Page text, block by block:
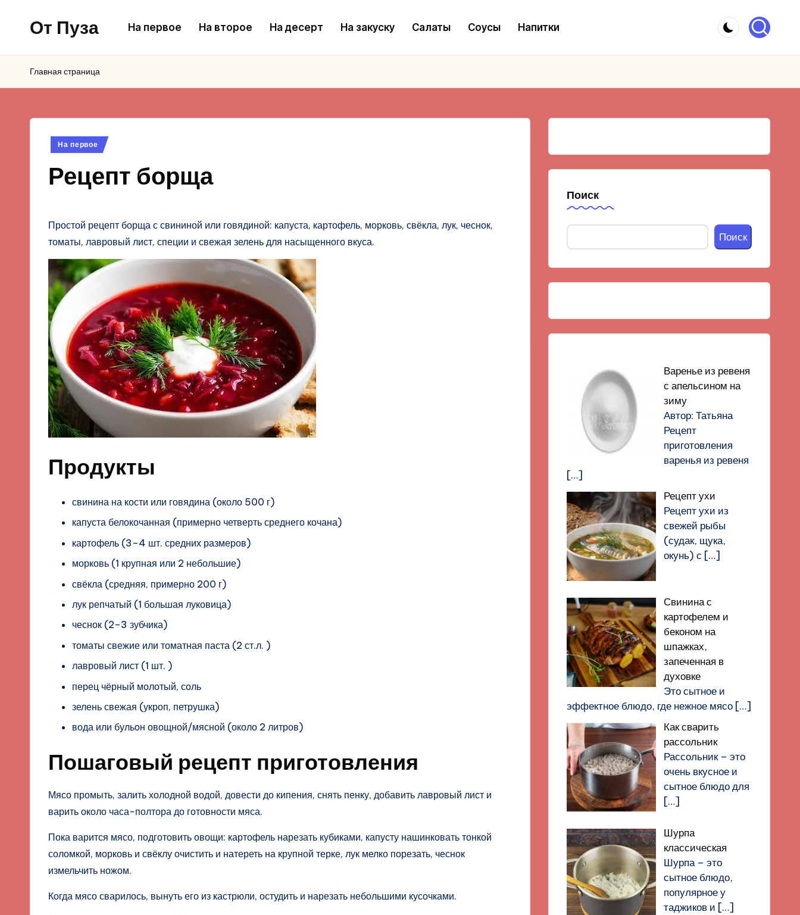
Перейти
содержимому
От Пуза
очень
вкусные
рецепты!
На первое На второе На десерт На закуску Салаты Соусы Напитки
Главная страница
Опубликовано
На первое
Рецепт борща
Простой рецепт борща с свининой или говядиной: капуста, картофель, морковь, свёкла, лук, чеснок,
томаты, лавровый лист, специи и свежая зелень для насыщенного вкуса.
Продукты
свинина на кости или говядина (около 500 г)
капуста белокочанная (примерно четверть среднего кочана)
картофель (3–4 шт. средних размеров)
морковь (1 крупная или 2 небольшие)
свёкла (средняя, примерно 200 г)
лук репчатый (1 большая луковица)
чеснок (2–3 зубчика)
томаты свежие или томатная паста (2 ст.л. )
лавровый лист (1 шт. )
перец чёрный молотый, соль
зелень свежая (укроп, петрушка)
вода или бульон овощной/мясной (около 2 литров)
Пошаговый рецепт приготовления
Мясо промыть, залить холодной водой, довести до кипения, снять пенку, добавить лавровый лист и
варить около часа-полтора до готовности мяса.
Пока варится мясо, подготовить овощи: картофель нарезать кубиками, капусту нашинковать тонкой
соломкой, морковь и свёклу очистить и натереть на крупной терке, лук мелко порезать, чеснок
измельчить ножом.
Когда мясо сварилось, вынуть его из кастрюли, остудить и нарезать небольшими кусочками.
Поиск
Поиск
Варенье из ревеня
с апельсином на
зиму
Автор: Татьяна
Рецепт
приготовления
варенья из ревеня
[…]
Рецепт ухи
Рецепт ухи из
свежей рыбы
(судак, щука,
окунь) с […]
Свинина с
картофелем и
беконом на
шпажках,
запеченная в
духовке
Это сытное и
эффектное блюдо, где нежное мясо […]
Как сварить
рассольник
Рассольник – это
очень вкусное и
сытное блюдо для
[…]
Шурпа
классическая
Шурпа – это
сытное блюдо,
популярное у
таджиков и […]